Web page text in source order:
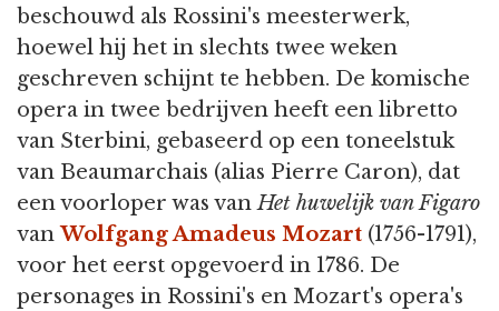
beschouwd als Rossini's meesterwerk,
hoewel hij het in slechts twee weken
geschreven schijnt te hebben. De komische
opera in twee bedrijven heeft een libretto
van Sterbini, gebaseerd op een toneelstuk
van Beaumarchais (alias Pierre Caron), dat
een voorloper was vanHet huwelijk van Figaro
vanWolfgang Amadeus Mozart (1756-1791),
voor het eerst opgevoerd in 1786. De
personages in Rossini's en Mozart's opera's